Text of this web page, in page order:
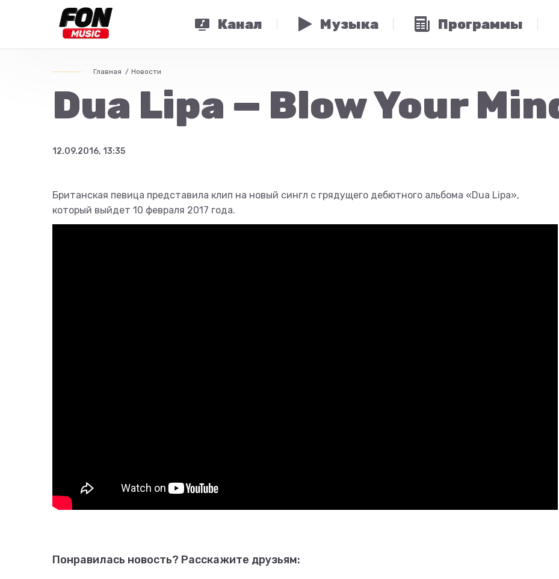
Канал Музыка Программы
Главная Новости
Dua Lipa — Blow Your
12.09.2016, 13:35
Британская певица представила клип на новый сингл с грядущего дебютного альбома «Dua Lipa»,
который выйдет 10 февраля 2017 года.
Понравилась новость? Расскажите друзьям: